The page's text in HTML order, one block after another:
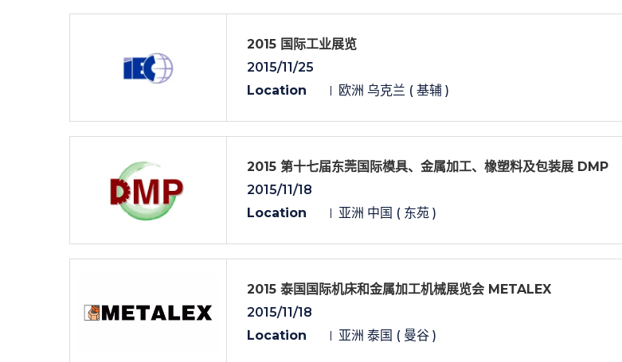
2015 国际工业展览
2015/11/25
Location
欧洲 乌克兰 ( 基辅 )
2015 第十七届东莞国际模具、金属加工、橡塑料及包装展 DMP
2015/11/18
Location
亚洲 中国 ( 东苑 )
2015 泰国国际机床和金属加工机械展览会 METALEX
2015/11/18
Location
亚洲 泰国 ( 曼谷 )